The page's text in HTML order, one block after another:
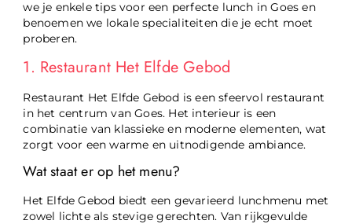
we je enkele tips voor een perfecte lunch in Goes en
benoemen we lokale specialiteiten die je echt moet
proberen.
1. Restaurant Het Elfde Gebod
Restaurant Het Elfde Gebod is een sfeervol restaurant
in het centrum van Goes. Het interieur is een
combinatie van klassieke en moderne elementen, wat
zorgt voor een warme en uitnodigende ambiance.
Wat staat er op het menu?
Het Elfde Gebod biedt een gevarieerd lunchmenu met
zowel lichte als stevige gerechten. Van rijkgevulde